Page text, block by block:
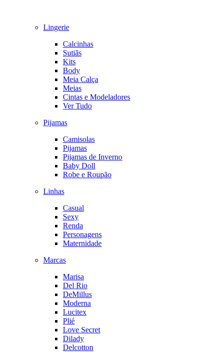
Lingerie
Calcinhas
Sutiãs
Kits
Body
Meia Calça
Meias
Cintas e Modeladores
Ver Tudo
Pijamas
Camisolas
Pijamas
Pijamas de Inverno
Baby Doll
Robe e Roupão
Linhas
Casual
Sexy
Renda
Personagens
Maternidade
Marcas
Marisa
Del Rio
DeMillus
Moderna
Lucitex
Plié
Love Secret
Dilady
Delcotton